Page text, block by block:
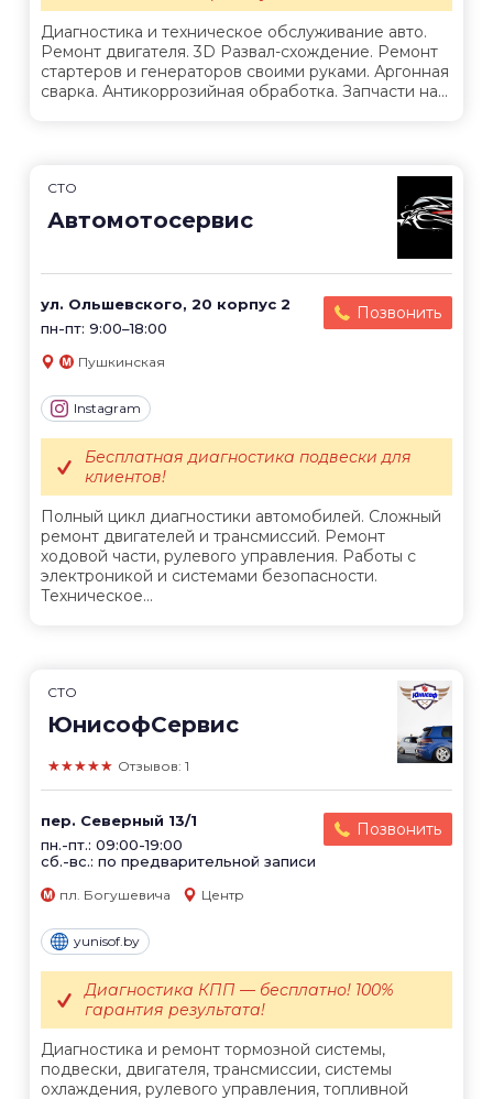
Диагностика и техническое обслуживание авто.
Ремонт двигателя. 3D Развал-схождение. Ремонт
стартеров и генераторов своими руками. Аргонная
сварка. Антикоррозийная обработка. Запчасти на...
СТО
Автомотосервис
ул. Ольшевского, 20 корпус 2
пн-пт: 9:00–18:00
Позвонить
Пушкинская
Instagram
Полный цикл диагностики автомобилей. Сложный
ремонт двигателей и трансмиссий. Ремонт
ходовой части, рулевого управления. Работы с
электроникой и системами безопасности.
Техническое...
Бесплатная диагностика подвески для
клиентов!
СТО
ЮнисофСервис
★★★★★ Отзывов: 1
пер. Северный 13/1
пн.-пт.: 09:00-19:00
сб.-вс.: по предварительной записи
Позвонить
пл. Богушевича Центр
yunisof.by
Диагностика и ремонт тормозной системы,
подвески, двигателя, трансмиссии, системы
охлаждения, рулевого управления, топливной
Диагностика КПП — бесплатно! 100%
гарантия результата!